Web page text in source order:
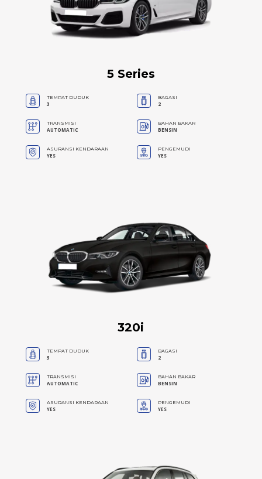
5 Series
TEMPAT DUDUK
3
BAGASI
2
TRANSMISI
AUTOMATIC
BAHAN BAKAR
BENSIN
ASURANSI KENDARAAN
YES
PENGEMUDI
YES
320i
TEMPAT DUDUK
3
BAGASI
2
TRANSMISI
AUTOMATIC
BAHAN BAKAR
BENSIN
ASURANSI KENDARAAN
YES
PENGEMUDI
YES